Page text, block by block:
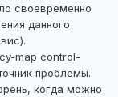
своевременно
данного
map control-
проблемы.
когда можно